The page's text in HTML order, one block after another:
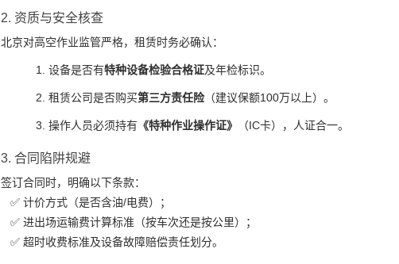
2. 资质与安全核查
北京对高空作业监管严格，租赁时务必确认：
设备是否有特种设备检验合格证及年检标识。
租赁公司是否购买第三方责任险（建议保额100万以上）。
操作人员必须持有《特种作业操作证》 （IC卡），人证合一。
3. 合同陷阱规避
签订合同时，明确以下条款：
✅ 计价方式（是否含油/电费）；
✅ 进出场运输费计算标准（按车次还是按公里）；
✅ 超时收费标准及设备故障赔偿责任划分。